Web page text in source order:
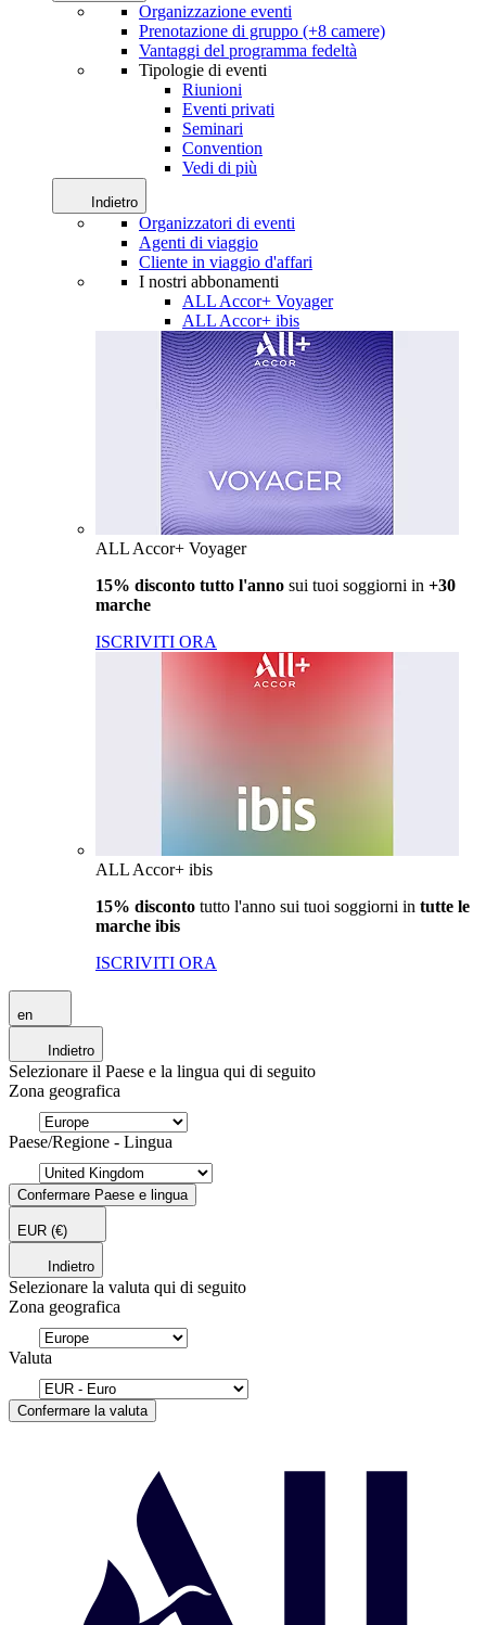
Organizzazione eventi
Prenotazione di gruppo (+8 camere)
Vantaggi del programma fedeltà
Tipologie di eventi
Riunioni
Eventi privati
Seminari
Convention
Vedi di più
Indietro
Organizzatori di eventi
Agenti di viaggio
Cliente in viaggio d'affari
I nostri abbonamenti
ALL Accor+ Voyager
ALL Accor+ ibis
ALL Accor+ Voyager
15% disconto tutto l'anno sui tuoi soggiorni in +30
marche
ISCRIVITI ORA
ALL Accor+ ibis
15% disconto tutto l'anno sui tuoi soggiorni in tutte le
marche ibis
ISCRIVITI ORA
en
Indietro
Selezionare il Paese e la lingua qui di seguito
Zona geografica
Paese/Regione - Lingua
Confermare Paese e lingua
EUR (€)
Indietro
Selezionare la valuta qui di seguito
Zona geografica
Valuta
Confermare la valuta